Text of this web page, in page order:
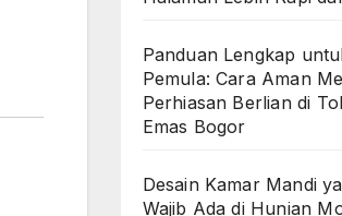
Panduan Lengkap
Pemula: Cara Aman
Perhiasan Berlian di
Emas Bogor
Desain Kamar Mandi
Wajib Ada di Hunian